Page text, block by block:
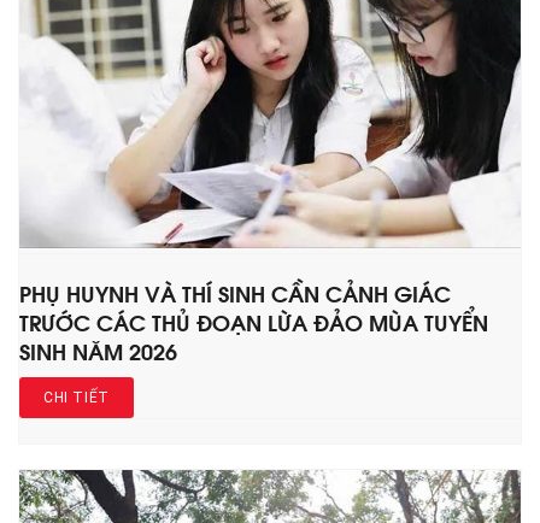
PHỤ HUYNH VÀ THÍ SINH CẦN CẢNH GIÁC
TRƯỚC CÁC THỦ ĐOẠN LỪA ĐẢO MÙA TUYỂN
SINH NĂM 2026
CHI TIẾT